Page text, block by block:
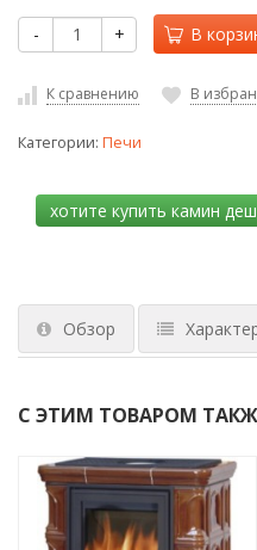
- + В
К сравнению В
Категории: Печи
Обзор
С ЭТИМ ТОВАРОМ